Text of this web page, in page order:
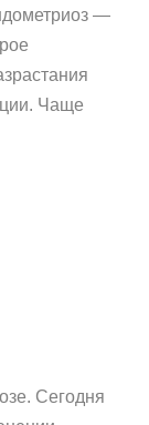
—
Чаще
Сегодня